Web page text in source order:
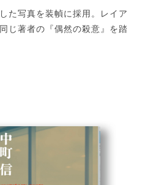
た写真を装幀に採用。レイア
じ著者の『偶然の殺意』を踏